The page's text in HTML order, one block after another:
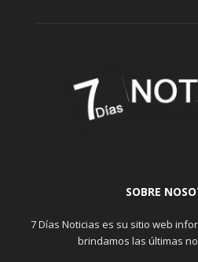
SOBRE
7 Días Noticias es su sitio web
brindamos las últimas